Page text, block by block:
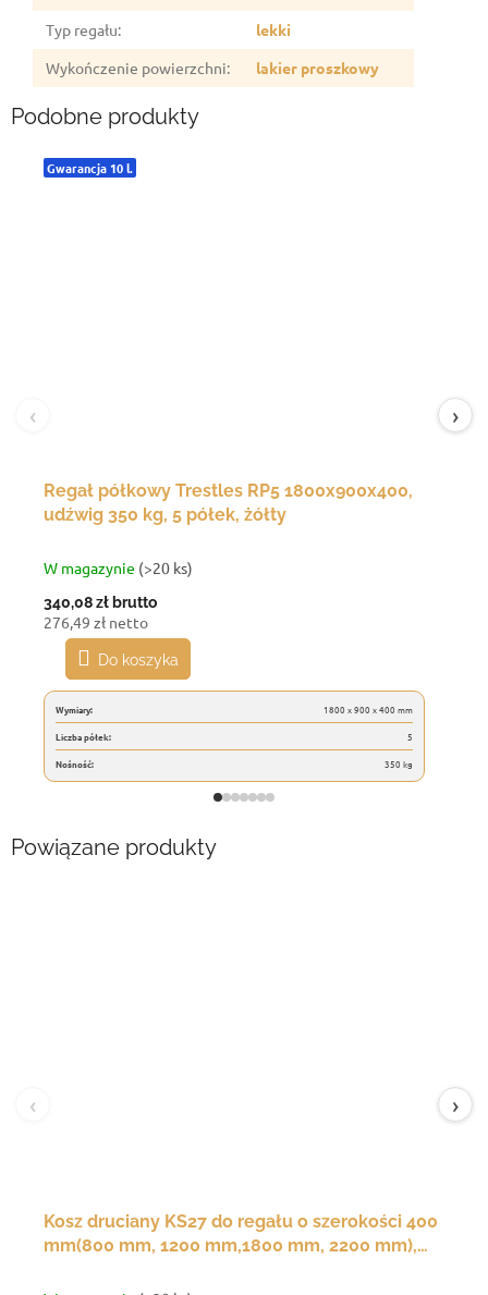
Typ regału:
lekki
Wykończenie powierzchni: lakier proszkowy
Podobne produkty
Gwarancja 10 l.
Regał półkowy Trestles RP5 1800x900x400,
udźwig 350 kg, 5 półek, żółty
W magazynie (>20 ks)
340,08 zł brutto
276,49 zł netto
Do koszyka
Wymiary:
1800 x 900 x 400 mm
Liczba półek:
5
Nośność:
350 kg
‹ ›
Powiązane produkty
Kosz druciany KS27 do regału o szerokości 400
mm(800 mm, 1200 mm,1800 mm, 2200 mm),
‹ ›